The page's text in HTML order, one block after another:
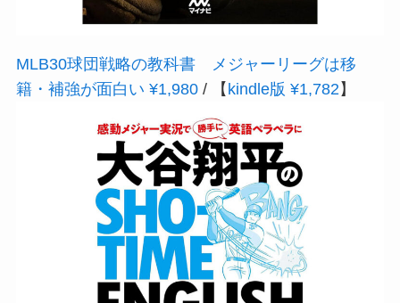
MLB30球団戦略の教科書 メジャーリーグは移
籍・補強が面白い ¥1,980/ 【 kindle版 ¥1,782】